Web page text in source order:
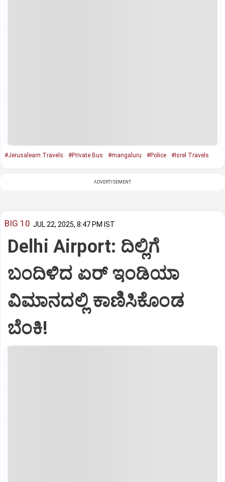
#Jerusaleam Travels #Private Bus #mangaluru #Police #Isrel Travels
ADVERTISEMENT
BIG 10 JUL 22, 2025, 8:47 PM IST
Delhi Airport: ದಿಲ್ಲಿಗೆ
ಬಂದಿಳಿದ ಏರ್‌ ಇಂಡಿಯಾ
ವಿಮಾನದಲ್ಲಿ ಕಾಣಿಸಿಕೊಂಡ
ಬೆಂಕಿ!